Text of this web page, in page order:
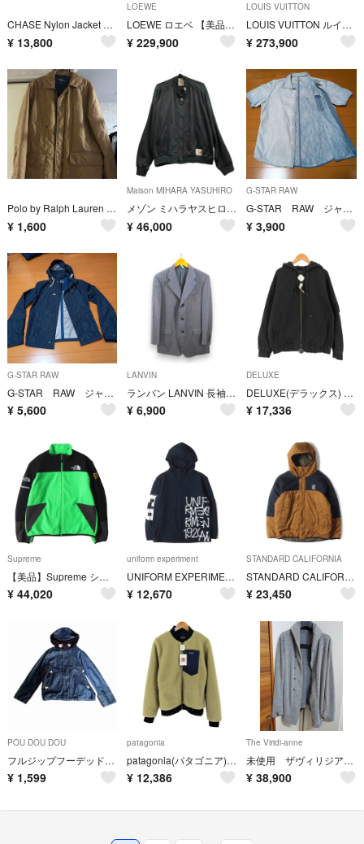
CHASE Nylon Jacket Windbreaker ナイロンジャケット ウィンドブレーカー チェイス CHA-14 ブラック （1135MG）
¥ 13,800
LOEWE
LOEWE ロエベ 【美品/国内正規】H526Y01WCA ウール フーディジャケット 46
¥ 229,900
LOUIS VUITTON
LOUIS VUITTON ルイヴィトン 【美品/国内正規/25年製】RM251MM PWU HSN20W ロゴ刺繍 パールファスナートップ ジップアップ ニットジャケット M
¥ 273,900
Polo by Ralph Lauren キルティングジャケット
¥ 1,600
Maison MIHARA YASUHIRO
メゾン ミハラヤスヒロ 24SS ワイドバックトラックジャケット【AFA21】
¥ 46,000
G-STAR RAW
G-STAR RAW ジャケット
¥ 3,900
G-STAR RAW
G-STAR RAW ジャケット
¥ 5,600
LANVIN
ランバン LANVIN 長袖 ジャケット スーツ グレー 灰系 ウール 毛 裏地
¥ 6,900
DELUXE
DELUXE(デラックス) コート ジャケット 4-MILE マイル メンズ
¥ 17,336
Supreme
【美品】Supreme シュプリーム ジャケット ブライトグリーン M 20SS THE NORTH FACE RTG フリース ジャケット RTG Fleece Jacket アウター ブルゾン 上着 コラボ【メンズ】【中古】
¥ 44,020
uniform experiment
UNIFORM EXPERIMENT ユニフォームエクスペリメント ジャケット ネイビー 紺 4 4WAY ストレッチソフトシェル フーデッド ジャケット 4WAY STRETCH GRAFFITI HOODED BLOUSON アウター ブルゾン 上着【メンズ】【中古】
¥ 12,670
STANDARD CALIFORNIA
STANDARD CALIFORNIA スタンダードカリフォルニア ジャケット カーキ ブラウン L リバーシブル ストレッチ パフ パーカー SD Stretch Reversible Puff Parka アウター ブルゾン 上着【メンズ】【中古】
¥ 23,450
POU DOU DOU
フルジップフーデッドジャケット
¥ 1,599
patagonia
patagonia(パタゴニア) メンズ アウター その他アウター
¥ 12,386
The Viridi-anne
未使用 ザヴィリジアン カーディガン ショールカラージャケット グレー
¥ 38,900